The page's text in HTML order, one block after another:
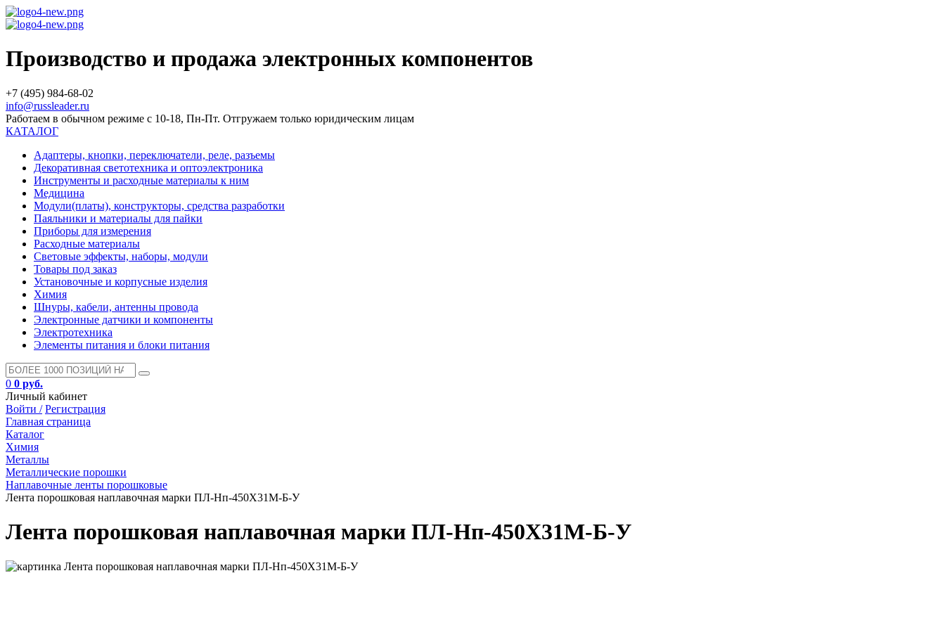
Производство и продажа электронных компонентов
+7 (495) 984-68-02
info@russleader.ru
Работаем в обычном режиме с 10-18, Пн-Пт. Отгружаем только юридическим лицам
КАТАЛОГ
Адаптеры, кнопки, переключатели, реле, разъемы
Декоративная светотехника и оптоэлектроника
Инструменты и расходные материалы к ним
Медицина
Модули(платы), конструкторы, средства разработки
Паяльники и материалы для пайки
Приборы для измерения
Расходные материалы
Световые эффекты, наборы, модули
Товары под заказ
Установочные и корпусные изделия
Химия
Шнуры, кабели, антенны провода
Электронные датчики и компоненты
Электротехника
Элементы питания и блоки питания
0 0 руб.
Личный кабинет
Войти / Регистрация
Главная страница
Каталог
Химия
Металлы
Металлические порошки
Наплавочные ленты порошковые
Лента порошковая наплавочная марки ПЛ-Нп-450Х31М-Б-У
Лента порошковая наплавочная марки ПЛ-Нп-450Х31М-Б-У